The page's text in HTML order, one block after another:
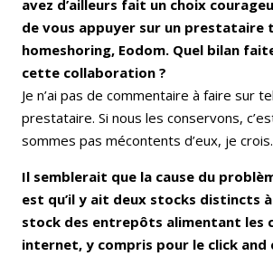
avez d’ailleurs fait un choix
de vous appuyer sur un prestataire
homeshoring, Eodom. Quel bilan
cette collaboration ?
Je n’ai pas de commentaire à faire sur
prestataire. Si nous les conservons,
sommes pas mécontents d’eux, je crois.
Il semblerait que la cause du
est qu’il y ait deux stocks distincts à
stock des entrepôts alimentant les
internet, y compris pour le click and